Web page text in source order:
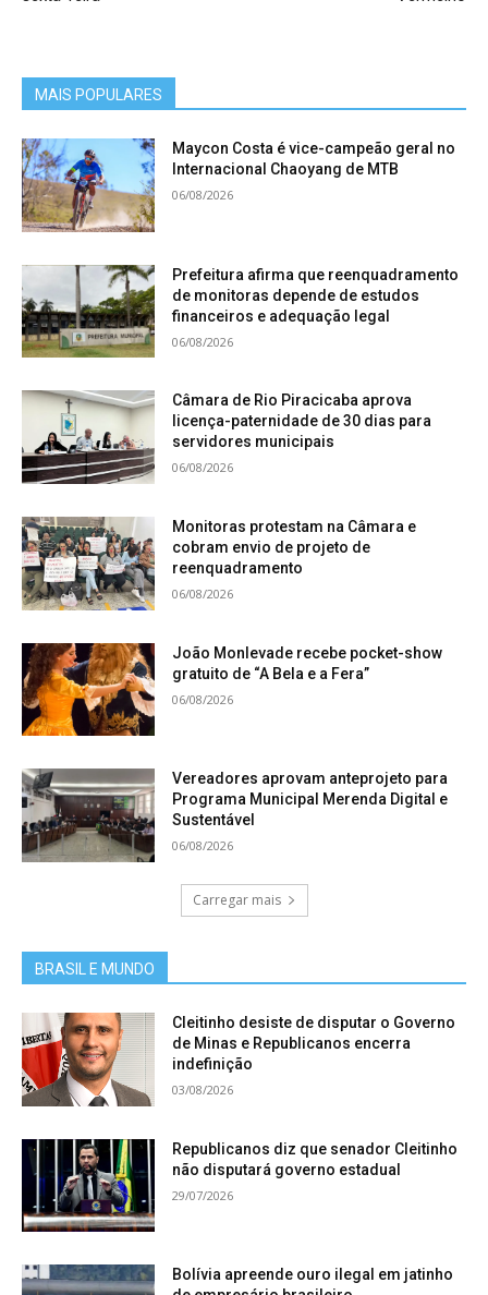
MAIS POPULARES
Maycon Costa é vice-campeão geral no
Internacional Chaoyang de MTB
06/08/2026
Prefeitura afirma que reenquadramento
de monitoras depende de estudos
financeiros e adequação legal
06/08/2026
Câmara de Rio Piracicaba aprova
licença-paternidade de 30 dias para
servidores municipais
06/08/2026
Monitoras protestam na Câmara e
cobram envio de projeto de
reenquadramento
06/08/2026
João Monlevade recebe pocket-show
gratuito de “A Bela e a Fera”
06/08/2026
Vereadores aprovam anteprojeto para
Programa Municipal Merenda Digital e
Sustentável
06/08/2026
Carregar mais
BRASIL E MUNDO
Cleitinho desiste de disputar o Governo
de Minas e Republicanos encerra
indefinição
03/08/2026
Republicanos diz que senador Cleitinho
não disputará governo estadual
29/07/2026
Bolívia apreende ouro ilegal em jatinho